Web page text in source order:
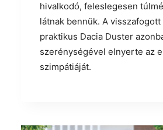
hivalkodó, feleslegesen
látnak bennük. A
praktikus Dacia Duster
szerénységével elnyerte az
szimpátiáját.